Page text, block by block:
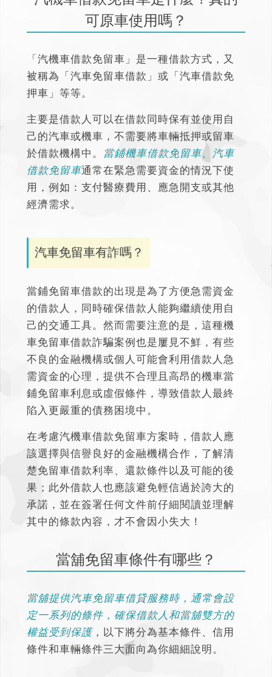
可原車使用嗎？
「汽機車借款免留車」是一種借款方式，又
被稱為「汽車免留車借款」或「汽車借款免
押車」等等。
主要是借款人可以在借款同時保有並使用自
己的汽車或機車，不需要將車輛抵押或留車
於借款機構中。 當鋪機車借款免留車、汽車
借款免留車通常在緊急需要資金的情況下使
用，例如：支付醫療費用、應急開支或其他
經濟需求。
汽車免留車有詐嗎？
當鋪免留車借款的出現是為了方便急需資金
的借款人，同時確保借款人能夠繼續使用自
己的交通工具。然而需要注意的是，這種機
車免留車借款詐騙案例也是屢見不鮮，有些
不良的金融機構或個人可能會利用借款人急
需資金的心理，提供不合理且高昂的機車當
鋪免留車利息或虛假條件，導致借款人最終
陷入更嚴重的債務困境中。
在考慮汽機車借款免留車方案時，借款人應
該選擇與信譽良好的金融機構合作，了解清
楚免留車借款利率、還款條件以及可能的後
果 ；此外借款人也應該避免輕信過於誇大的
承諾，並在簽署任何文件前仔細閱讀並理解
其中的條款內容，才不會因小失大！
當舖免留車條件有哪些？
當舖提供汽車免留車借貸服務時，通常會設
定一系列的條件，確保借款人和當舖雙方的
權益受到保護，以下將分為基本條件、信用
條件和車輛條件三大面向為你細細說明。